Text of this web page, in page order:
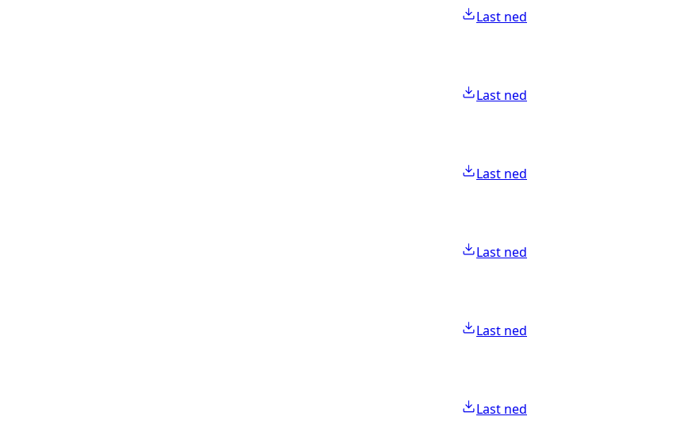
Last ned
Last ned
Last ned
Last ned
Last ned
Last ned